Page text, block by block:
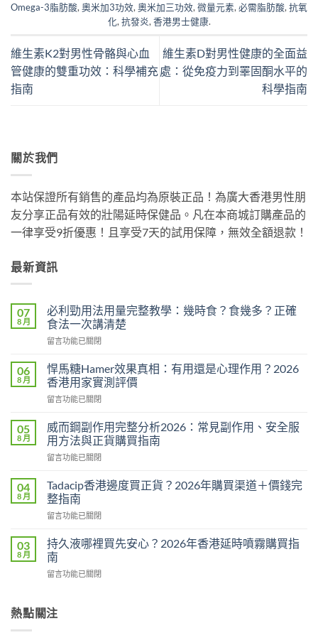
Omega-3脂肪酸,奧米加3功效,奧米加三功效,微量元素,必需脂肪酸,抗氧
化,抗發炎,香港男士健康.
維生素K2對男性骨骼與心血
管健康的雙重功效：科學補充
指南
維生素D對男性健康的全面益
處：從免疫力到睪固酮水平的
科學指南
關於我們
本站保證所有銷售的產品均為原裝正品！為廣大香港男性朋
友分享正品有效的壯陽延時保健品。凡在本商城訂購產品的
一律享受9折優惠！且享受7天的試用保障，無效全額退款！
最新資訊
07
8 月
必利勁用法用量完整教學：幾時食？食幾多？正確
食法一次講清楚
在
利
勁
用
法
量
完
整
教
幾
時
食
多？
正
確
一
次
留言功能已關閉
06
8 月
悍馬糖Hamer效果真相：有用還是心理作用？2026
香港用家實測評價
在
馬
糖
Hamer
效
真
相：
用
是
心
作
香
留言功能已關閉
05
8 月
威而鋼副作用完整分析2026：常見副作用、安全服
用方法與正貨購買指南
在
而
鋼
副
作
完
整
分
析
見
留言功能已關閉
04
8 月
Tadacip香港邊度買正貨？2026年購買渠道＋價錢完
整指南
在
香
港
邊
度
貨？
留言功能已關閉
03
8 月
持久液哪裡買先安心？2026年香港延時噴霧購買指
南
在
液
哪
留言功能已關閉
熱點關注